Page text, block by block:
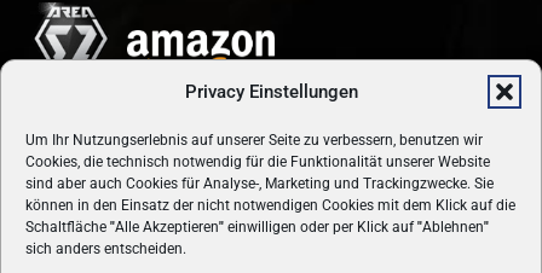
Privacy Einstellungen
Um Ihr Nutzungserlebnis auf unserer Seite zu verbessern, benutzen wir
Cookies, die technisch notwendig für die Funktionalität unserer Website
sind aber auch Cookies für Analyse-, Marketing und Trackingzwecke. Sie
können in den Einsatz der nicht notwendigen Cookies mit dem Klick auf die
Schaltfläche "Alle Akzeptieren" einwilligen oder per Klick auf"Ablehnen"
sich anders entscheiden.